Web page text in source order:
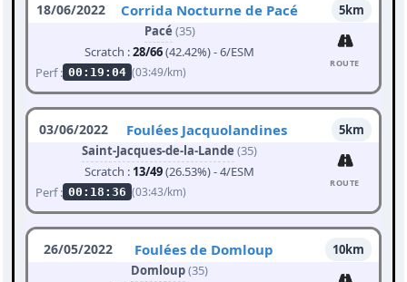
18/06/2022 Corrida Nocturne de Pacé
5km
Pacé (35)
Scratch :28/66(42.42%) - 6/ESM
Perf : 00:19:04 (03:49/km)
ROUTE
03/06/2022 Foulées Jacquolandines
5km
Saint-Jacques-de-la-Lande (35)
Scratch : 13/49(26.53%) - 4/ESM
Perf : 00:18:36 (03:43/km)
ROUTE
26/05/2022 Foulées de Domloup
10km
Domloup(35)